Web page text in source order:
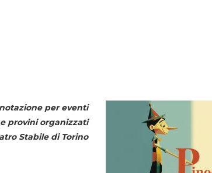
per eventi
provini organizzati
Stabile di Torino